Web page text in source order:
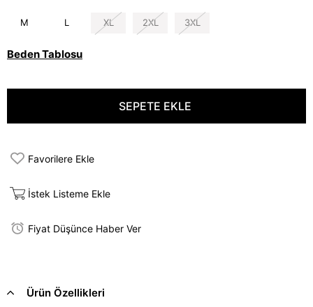
M L XL 2XL 3XL
Beden Tablosu
Favorilere Ekle
İstek Listeme Ekle
Fiyat Düşünce Haber Ver
Ürün Özellikleri